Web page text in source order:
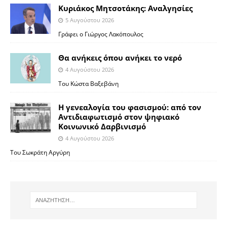
Κυριάκος Μητσοτάκης: Αναλγησίες
5 Αυγούστου 2026
Γράφει ο Γιώργος Λακόπουλος
Θα ανήκεις όπου ανήκει το νερό
4 Αυγούστου 2026
Του Κώστα Βαξεβάνη
Η γενεαλογία του φασισμού: από τον
Αντιδιαφωτισμό στον ψηφιακό
Κοινωνικό Δαρβινισμό
4 Αυγούστου 2026
Του Σωκράτη Αργύρη